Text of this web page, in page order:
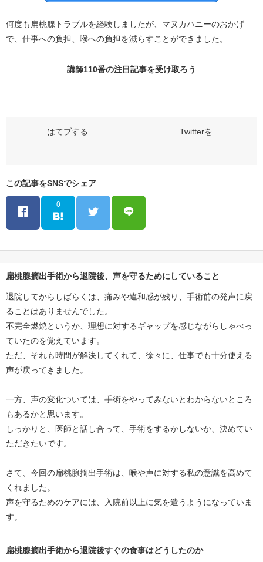
何度も扁桃腺トラブルを経験しましたが、マヌカハニーのおかげ
で、仕事への負担、喉への負担を減らすことができました。
講師110番の注目記事を受け取ろう
この記事をSNSでシェア
0
扁桃腺摘出手術から退院後、声を守るためにしていること
退院してからしばらくは、痛みや違和感が残り、手術前の発声に戻
ることはありませんでした。
不完全燃焼というか、理想に対するギャップを感じながらしゃべっ
ていたのを覚えています。
ただ、それも時間が解決してくれて、徐々に、仕事でも十分使える
声が戻ってきました。
一方、声の変化ついては、手術をやってみないとわからないところ
もあるかと思います。
しっかりと、医師と話し合って、手術をするかしないか、決めてい
ただきたいです。
さて、今回の扁桃腺摘出手術は、喉や声に対する私の意識を高めて
くれました。
声を守るためのケアには、入院前以上に気を遣うようになっていま
す。
扁桃腺摘出手術から退院後すぐの食事はどうしたのか